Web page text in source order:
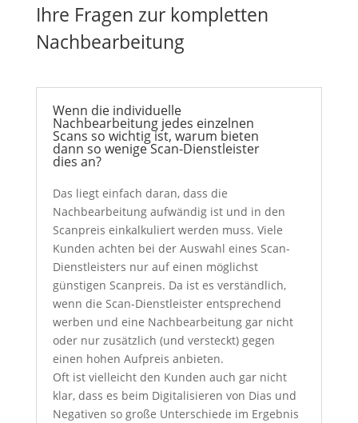
Ihre Fragen zur kompletten
Nachbearbeitung
Wenn die individuelle
Nachbearbeitung jedes einzelnen
Scans so wichtig ist, warum bieten
dann so wenige Scan-Dienstleister
dies an?
Das liegt einfach daran, dass die
Nachbearbeitung aufwändig ist und in den
Scanpreis einkalkuliert werden muss. Viele
Kunden achten bei der Auswahl eines Scan-
Dienstleisters nur auf einen möglichst
günstigen Scanpreis. Da ist es verständlich,
wenn die Scan-Dienstleister entsprechend
werben und eine Nachbearbeitung gar nicht
oder nur zusätzlich (und versteckt) gegen
einen hohen Aufpreis anbieten.
Oft ist vielleicht den Kunden auch gar nicht
klar, dass es beim Digitalisieren von Dias und
Negativen so große Unterschiede im Ergebnis